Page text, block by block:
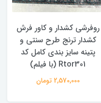
روفرشی کشدار و کاور فرش
کشدار ترنج طرح سنتی و
پتینه سایز بندی کامل کد
Rtor301 (با فیلم)
2,570,000 تومان